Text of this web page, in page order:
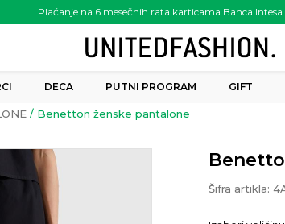
Plaćanje na 6 mesečnih rata karticama Banca Intesa
preko 6.000.00 rsd
DECA PUTNI PROGRAM GIFT
Benetton ženske pantalone
Šifra artikla: